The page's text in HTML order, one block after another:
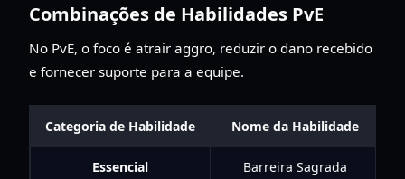
Combinações de Habilidades PvE
No PvE, o foco é atrair aggro, reduzir o dano recebido
e fornecer suporte para a equipe.
Categoria de Habilidade Nome da Habilidade
Essencial Barreira Sagrada